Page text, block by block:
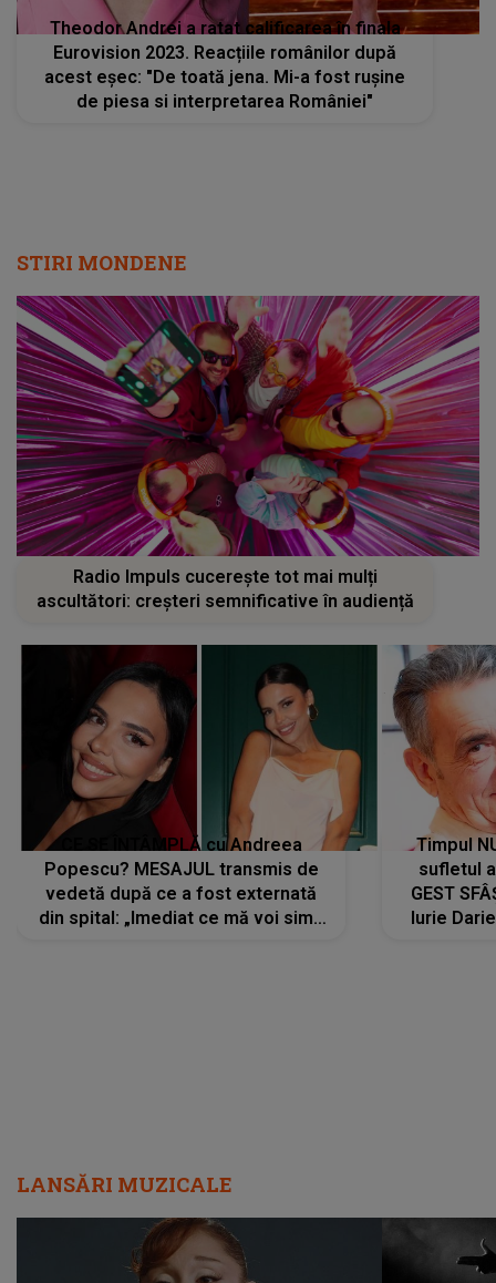
Theodor Andrei a ratat calificarea în finala
Eurovision 2023. Reacțiile românilor după
acest eșec: "De toată jena. Mi-a fost rușine
de piesa si interpretarea României"
STIRI MONDENE
Radio Impuls cucerește tot mai mulți
ascultători: creșteri semnificative în audiență
CE SE ÎNTÂMPLĂ cu Andreea
Popescu? MESAJUL transmis de
vedetă după ce a fost externată
din spital: „Imediat ce mă voi simți
Timpul
sufletul
GEST
Iurie
LANSĂRI MUZICALE